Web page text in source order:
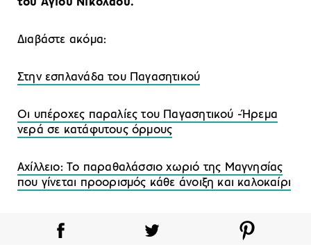
Διαβάστε ακόμα:
Στην εσπλανάδα του Παγασητικού
Oι υπέροχες παραλίες του Παγασητικού -Ήρεμα
νερά σε κατάφυτους όρμους
Αχίλλειο: Το παραθαλάσσιο χωριό της Μαγνησίας
που γίνεται προορισμός κάθε άνοιξη και καλοκαίρι